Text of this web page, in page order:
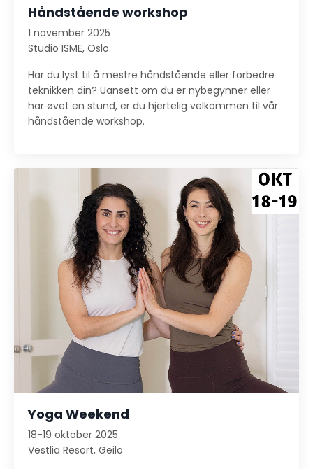
Håndstående workshop
1 november 2025
Studio ISME, Oslo
Har du lyst til å mestre håndstående eller forbedre
teknikken din? Uansett om du er nybegynner eller
har øvet en stund, er du hjertelig velkommen til vår
håndstående workshop.
Yoga Weekend
18-19 oktober 2025
Vestlia Resort, Geilo